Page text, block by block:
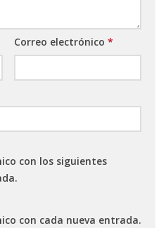
Correo electrónico *
con los siguientes
con cada nueva entrada.